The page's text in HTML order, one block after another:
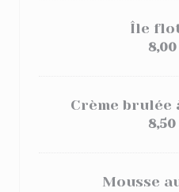
Île
8,00
Crème brulée
8,50
Mousse